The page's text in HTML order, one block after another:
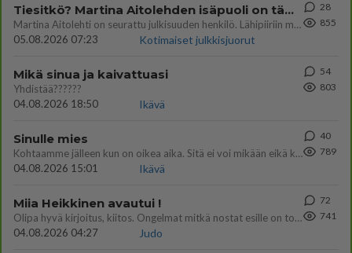
Tiesitkö? Martina Aitolehden isäpuoli on tämä suosittu laulaja
Martina Aitolehti on seurattu julkisuuden henkilö. Lähipiiriin mahtuu muitakin tunnettuja henkilöitä. Tiesitkö, että Ma
05.08.2026 07:23
Kotimaiset julkkisjuorut
28
855
Mikä sinua ja kaivattuasi
Yhdistää??????
04.08.2026 18:50
Ikävä
54
803
Sinulle mies
Kohtaamme jälleen kun on oikea aika. Sitä ei voi mikään eikä kukaan estää <3 <3
04.08.2026 15:01
Ikävä
40
789
Miia Heikkinen avautui !
Olipa hyvä kirjoitus, kiitos. Ongelmat mitkä nostat esille on todellisia ja tämä ylimielisyys totta ja se näkyy kaikessa
04.08.2026 04:27
Judo
72
741